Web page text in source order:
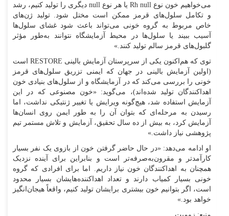
می‌خواهیم خون نوع Rh null یا هر نوع null دیگری را تولید کنیم، رشد
و تکامل سلول‌های قرمز ممکن است مختل شود. تولید ژن‌های
خاص مربوط به گروه خونی می‌تواند باعث شود غشای سلول‌ها
آسیب ببیند یا سلول‌ها در محیط آزمایشگاه نتوانند به‌طور مؤثر
گلبول‌های قرمز سالم تولید کنند.»
توی که هم‌اکنون یکی از سرپرستان آزمایش بالینی RESTORE است
(اولین آزمایش بالینی در جهان که ایمنی تزریق سلول‌های قرمز
خونی را بررسی می‌کند که در آزمایشگاه و از سلول‌های بنیادی خون
اهداکنندگان تولید شده‌اند)، می‌گوید: «خون مصنوعی که در این
آزمایش استفاده شد، هیچ‌گونه ویرایش یا تغییر ژنتیکی نداشت، اما
رسیدن به مرحله‌ای که بتوان آن را به طور ایمن روی انسان‌ها
آزمایش کرد، به بیش از ده سال تحقیق، آزمایش و تلاش مستمر تیم
پژوهشی نیاز داشت.»
او ادامه می‌دهد: «در حال حاضر گرفتن خون از بازوی یک نفر بسیار
کارآمدتر و مقرون‌به‌صرفه‌تر است و بنابراین برای آینده نزدیک
همچنان به اهداکنندگان خون نیاز داریم. اما برای افرادی که گروه
خونی بسیار کمیاب دارند و تعداد اهداکننده‌هایشان بسیار محدود
است، اگر بتوانیم خون بیشتری برایشان تولید کنیم، واقعاً هیجان‌انگیز
خواهد بود.»